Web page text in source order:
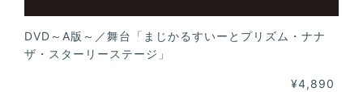
DVD～A版～／舞台「まじかるすいーとプリズム・ナナ
ザ・スターリーステージ」
¥4,890